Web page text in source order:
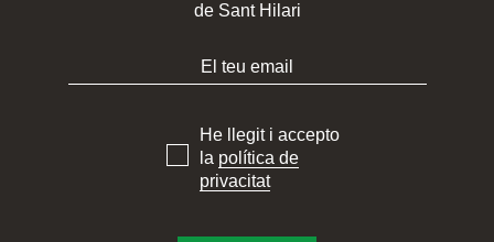
de Sant Hilari
He llegit i accepto
la política de
privacitat